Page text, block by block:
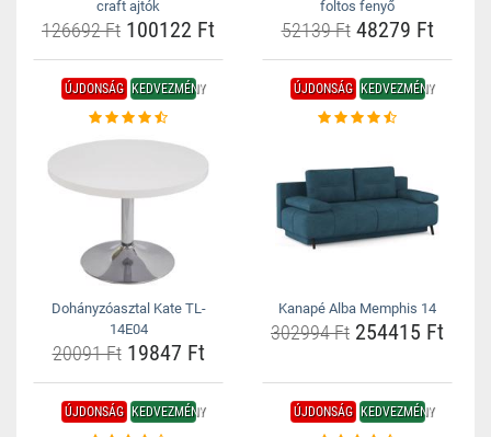
craft ajtók
126692 Ft 100122 Ft
foltos fenyő
52139 Ft48279 Ft
ÚJDONSÁG KEDVEZMÉNY
Dohányzóasztal Kate TL-
14E04
20091 Ft19847 Ft
ÚJDONSÁG KEDVEZMÉNY
Kanapé Alba Memphis 14
302994 Ft 254415 Ft
ÚJDONSÁG KEDVEZMÉNY ÚJDONSÁG KEDVEZMÉNY